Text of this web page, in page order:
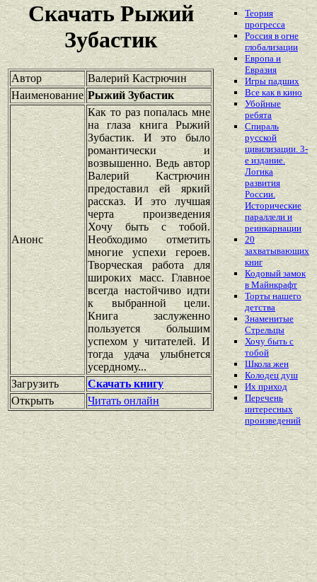
Скачать Рыжий
Зубастик
Автор
Валерий Кастрючин
Наименование Рыжий Зубастик
Анонс
Как то раз попалась мне
на глаза книга Рыжий
Зубастик. И это было
романтически и
возвышенно. Ведь автор
Валерий Кастрючин
предоставил ей яркий
рассказ. И это лучшая
черта произведения
Хочу быть с тобой.
Необходимо отметить
многие успехи героев.
Творческая работа для
широких масс. Главное
всегда настойчиво идти
к выбранной цели.
Книга заслуженно
пользуется большим
успехом у читателей. И
тогда удача улыбнется
усердному...
Загрузить
Скачать книгу
Открыть
Читать онлайн
Теория
прогресса
Россия в огне
глобализации
Европа и
Евразия
Игры падших
Все как в кино
Убойные
ребята
Спираль
русской
цивилизации. 3-
е издание.
Логика
развития
России.
Исторические
параллели и
реинкарнации
20
захватывающих
книг
Кодовый замок
в Майнкрафт
Торты нашего
детства
Знаменитые
Стрельцы
Хочу быть с
тобой
Школа жен
Колодец душ
Их приход
Перечень
интересных
произведений